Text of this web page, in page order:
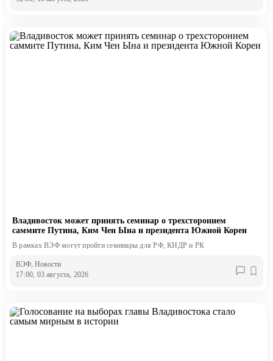
Владивосток может принять семинар о трехстороннем
саммите Путина, Ким Чен Ына и президента Южной Кореи
В рамках ВЭФ могут пройти семинары для РФ, КНДР и РК
ВЭФ, Новости
17:00, 03 августа, 2026